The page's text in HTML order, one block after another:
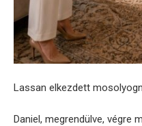
Lassan elkezdett
Daniel, megrendülve, végre